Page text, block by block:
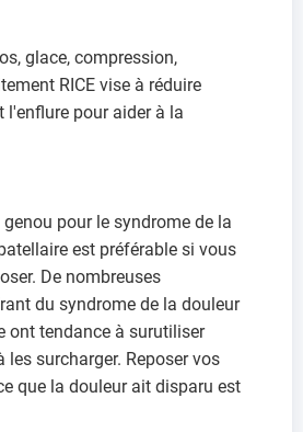
glace, compression,
RICE vise à réduire
pour aider à la
pour le syndrome de la
est préférable si vous
De nombreuses
du syndrome de la douleur
ont tendance à surutiliser
les surcharger. Reposer vos
que la douleur ait disparu est